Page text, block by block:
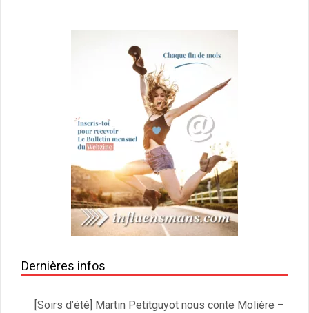
Dernières infos
[Soirs d’été] Martin Petitguyot nous conte Molière –